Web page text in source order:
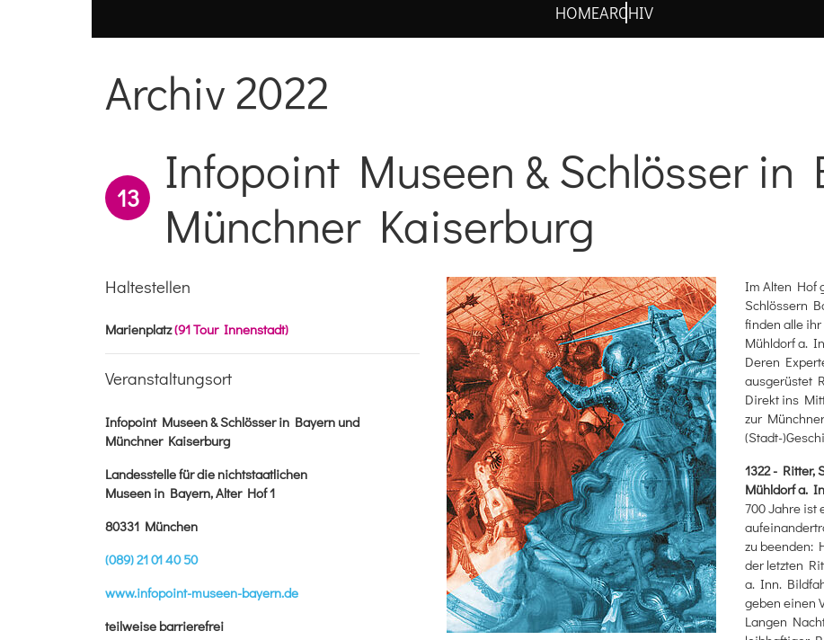
HOMEARCHIV
Archiv 2022
13
Infopoint Museen & Schlösser in
Münchner Kaiserburg
Haltestellen
Marienplatz(91 Tour Innenstadt)
Veranstaltungsort
Infopoint Museen & Schlösser in Bayern und
Münchner Kaiserburg
Landesstelle für die nichtstaatlichen
Museen in Bayern, Alter Hof 1
80331 München
(089) 21 01 40 50
www.infopoint-museen-bayern.de
teilweise barrierefrei
Im Alten Hof
Schlössern
finden alle
Mühldorf a.
Deren
ausgerüstet
Direkt ins
zur
(Stadt-
1322 - Ritter,
Mühldorf a.
700 Jahre ist
zu beenden:
der letzten
a. Inn.
geben einen
Langen